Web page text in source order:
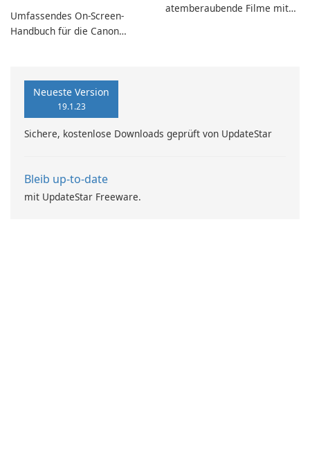
Umfassendes On-Screen-
Handbuch für die Canon
atemberaubende Filme mit
Neueste Version
19.1.23
Sichere, kostenlose Downloads geprüft von UpdateStar
Bleib up-to-date
mit UpdateStar Freeware.